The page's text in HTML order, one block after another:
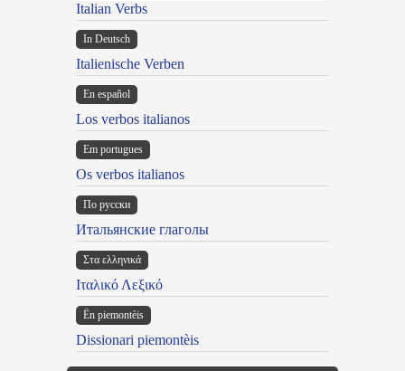
Italian Verbs
In Deutsch
Italienische Verben
En español
Los verbos italianos
Em portugues
Os verbos italianos
По русски
Итальянские глаголы
Στα ελληνικά
Ιταλικό Λεξικό
Ën piemontèis
Dissionari piemontèis